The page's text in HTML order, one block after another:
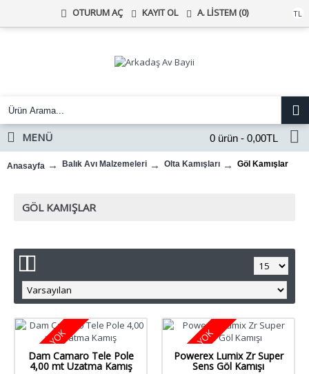
TL
OTURUM AÇ KAYIT OL A. LISTEM (0)
0 ürün - 0,00TL
MENÜ
Anasayfa Balık Avı Malzemeleri Olta Kamışları Göl Kamışlar
GÖL KAMIŞLAR
STOKTA YOK
Dam Camaro Tele Pole
4,00 mt Uzatma Kamış
STOKTA YOK
Powerex Lumix Zr Super
Sens Göl Kamışı